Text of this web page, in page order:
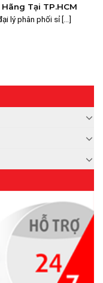
Tại TP.HCM
lý phân phối sỉ [...]